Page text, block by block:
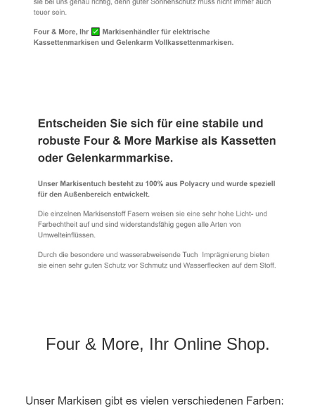
Four & More, Ihr Online Shop.